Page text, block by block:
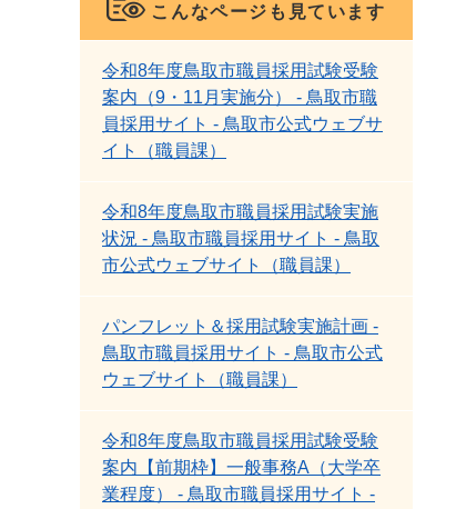
こんなページも見ています
令和8年度鳥取市職員採用試験受験
案内（9・11月実施分） - 鳥取市職
員採用サイト - 鳥取市公式ウェブサ
イト（職員課）
令和8年度鳥取市職員採用試験実施
状況 - 鳥取市職員採用サイト - 鳥取
市公式ウェブサイト（職員課）
パンフレット＆採用試験実施計画 -
鳥取市職員採用サイト - 鳥取市公式
ウェブサイト（職員課）
令和8年度鳥取市職員採用試験受験
案内【前期枠】一般事務A（大学卒
業程度） - 鳥取市職員採用サイト -